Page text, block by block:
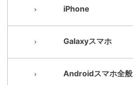
iPhone
Galaxyスマホ
Androidスマホ全般